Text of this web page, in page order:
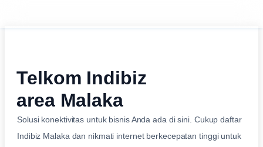
Telkom Indibiz
area Malaka
Solusi konektivitas untuk bisnis Anda ada di sini. Cukup daftar
Indibiz Malaka dan nikmati internet berkecepatan tinggi untuk